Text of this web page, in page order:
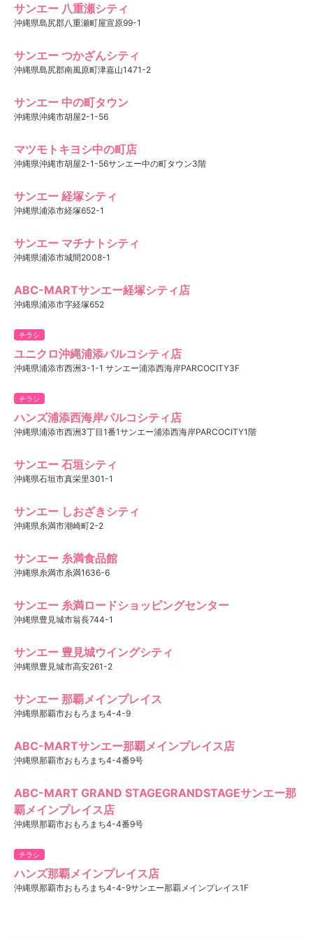
サンエー 八重瀬シティ
沖縄県島尻郡八重瀬町屋宣原99-1
サンエー つかざんシティ
沖縄県島尻郡南風原町津嘉山1471-2
サンエー 中の町タウン
沖縄県沖縄市胡屋2-1-56
マツモトキヨシ中の町店
沖縄県沖縄市胡屋2-1-56サンエー中の町タウン3階
サンエー 経塚シティ
沖縄県浦添市経塚652-1
サンエー マチナトシティ
沖縄県浦添市城間2008-1
ABC-MARTサンエー経塚シティ店
沖縄県浦添市字経塚652
チラシ
ユニクロ沖縄浦添パルコシティ店
沖縄県浦添市西洲3-1-1 サンエー浦添西海岸PARCOCITY3F
チラシ
ハンズ浦添西海岸パルコシティ店
沖縄県浦添市西洲3丁目1番1サンエー浦添西海岸PARCOCITY1階
サンエー 石垣シティ
沖縄県石垣市真栄里301-1
サンエー しおざきシティ
沖縄県糸満市潮崎町2-2
サンエー 糸満食品館
沖縄県糸満市糸満1636-6
サンエー 糸満ロードショッピングセンター
沖縄県豊見城市翁長744-1
サンエー 豊見城ウイングシティ
沖縄県豊見城市高安261-2
サンエー 那覇メインプレイス
沖縄県那覇市おもろまち4-4-9
ABC-MARTサンエー那覇メインプレイス店
沖縄県那覇市おもろまち4-4番9号
ABC-MART GRAND STAGEGRANDSTAGEサンエー那
覇メインプレイス店
沖縄県那覇市おもろまち4-4番9号
チラシ
ハンズ那覇メインプレイス店
沖縄県那覇市おもろまち4-4-9サンエー那覇メインプレイス1F